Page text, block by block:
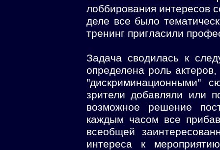
лоббирования интересов
деле все было
тренинг пригласили
Задача сводилась к
определена роль
"дискриминационными"
зрители добавляли или
возможное решение
каждым часом все
всеобщей
интереса к